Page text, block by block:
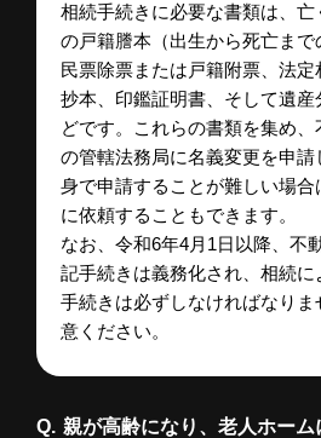
相続手続きに必要な書類は、亡
の戸籍謄本（出生から死亡まで
民票除票または戸籍附票、法定
抄本、印鑑証明書、そして遺産
どです。これらの書類を集め
の管轄法務局に名義変更を申請
身で申請することが難しい場合
に依頼することもできます。
なお、令和6年4月1日以降、不
記手続きは義務化され、相続に
手続きは必ずしなければなりま
意ください。
親が高齢になり、老人ホー